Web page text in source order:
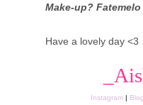
Make-up?
Have a lovely day <3
Instagram |